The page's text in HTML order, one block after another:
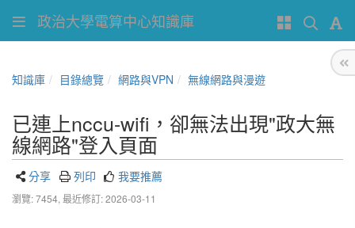
政治大學電算中心知識庫
知識庫 目錄總覽 網路與VPN 無線網路與漫遊
已連上nccu-wifi，卻無法出現"政大無
線網路"登入頁面
分享 列印 我要推薦
瀏覽: 7454, 最近修訂: 2026-03-11